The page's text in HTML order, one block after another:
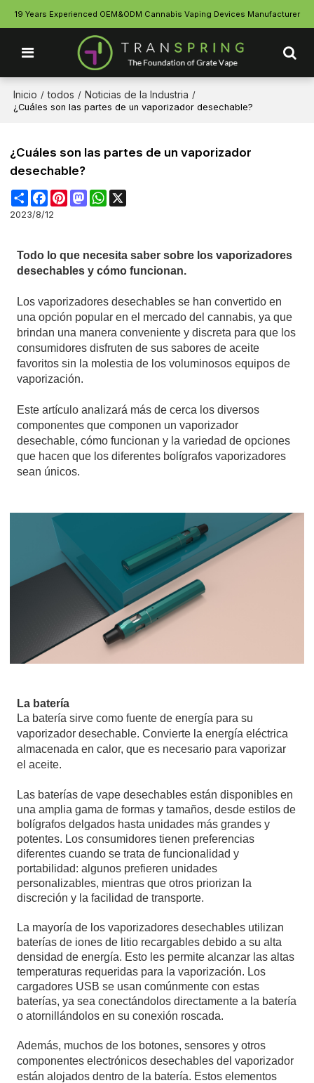
19 Years Experienced OEM&ODM Cannabis Vaping Devices Manufacturer
Inicio / todos / Noticias de la Industria /
¿Cuáles son las partes de un vaporizador desechable?
¿Cuáles son las partes de un vaporizador
desechable?
ShareFacebookPinterestMastodonWhatsApp
2023/8/12
Todo lo que necesita saber sobre los vaporizadores
desechables y cómo funcionan.
Los vaporizadores desechables se han convertido en
una opción popular en el mercado del cannabis, ya que
brindan una manera conveniente y discreta para que los
consumidores disfruten de sus sabores de aceite
favoritos sin la molestia de los voluminosos equipos de
vaporización.
Este artículo analizará más de cerca los diversos
componentes que componen un vaporizador
desechable, cómo funcionan y la variedad de opciones
que hacen que los diferentes bolígrafos vaporizadores
sean únicos.
La batería
La batería sirve como fuente de energía para su
vaporizador desechable. Convierte la energía eléctrica
almacenada en calor, que es necesario para vaporizar
el aceite.
Las baterías de vape desechables están disponibles en
una amplia gama de formas y tamaños, desde estilos de
bolígrafos delgados hasta unidades más grandes y
potentes. Los consumidores tienen preferencias
diferentes cuando se trata de funcionalidad y
portabilidad: algunos prefieren unidades
personalizables, mientras que otros priorizan la
discreción y la facilidad de transporte.
La mayoría de los vaporizadores desechables utilizan
baterías de iones de litio recargables debido a su alta
densidad de energía. Esto les permite alcanzar las altas
temperaturas requeridas para la vaporización. Los
cargadores USB se usan comúnmente con estas
baterías, ya sea conectándolos directamente a la batería
o atornillándolos en su conexión roscada.
Además, muchos de los botones, sensores y otros
componentes electrónicos desechables del vaporizador
están alojados dentro de la batería. Estos elementos